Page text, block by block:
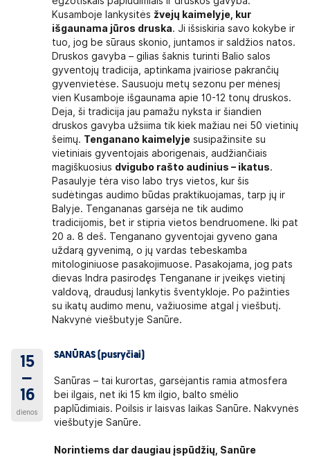
Kusamboje lankysitės žvejų kaimelyje, kur
išgaunama jūros druska. Ji išsiskiria savo kokybe ir
tuo, jog be sūraus skonio, juntamos ir saldžios natos.
Druskos gavyba – gilias šaknis turinti Balio salos
gyventojų tradicija, aptinkama įvairiose pakrančių
gyvenvietėse. Sausuoju metų sezonu per mėnesį
vien Kusamboje išgaunama apie 10-12 tonų druskos.
Deja, ši tradicija jau pamažu nyksta ir šiandien
druskos gavyba užsiima tik kiek mažiau nei 50 vietinių
šeimų. Tenganano kaimelyje susipažinsite su
vietiniais gyventojais aborigenais, audžiančiais
magiškuosius dvigubo rašto audinius – ikatus.
Pasaulyje tėra viso labo trys vietos, kur šis
sudėtingas audimo būdas praktikuojamas, tarp jų ir
Balyje. Tengananas garsėja ne tik audimo
tradicijomis, bet ir stipria vietos bendruomene. Iki pat
20 a. 8 deš. Tenganano gyventojai gyveno gana
uždarą gyvenimą, o jų vardas tebeskamba
mitologiniuose pasakojimuose. Pasakojama, jog pats
dievas Indra pasirodęs Tenganane ir įveikęs vietinį
valdovą, draudusį lankytis šventykloje. Po pažinties
su ikatų audimo menu, važiuosime atgal į viešbutį.
Nakvynė viešbutyje Sanūre.
15
–
16
dienos
SANŪRAS (pusryčiai)
Sanūras – tai kurortas, garsėjantis ramia atmosfera
bei ilgais, net iki 15 km ilgio, balto smėlio
paplūdimiais. Poilsis ir laisvas laikas Sanūre. Nakvynės
viešbutyje Sanūre.
Norintiems dar daugiau įspūdžių, Sanūre